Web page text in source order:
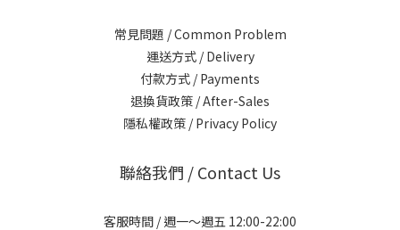
常見問題 / Common Problem
運送方式 / Delivery
付款方式 / Payments
退換貨政策 / After-Sales
隱私權政策 / Privacy Policy
聯絡我們 / Contact Us
客服時間 / 週一～週五 12:00-22:00